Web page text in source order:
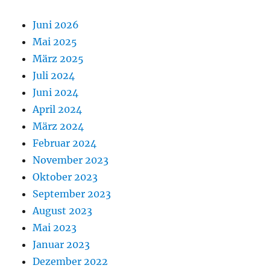
Juni 2026
Mai 2025
März 2025
Juli 2024
Juni 2024
April 2024
März 2024
Februar 2024
November 2023
Oktober 2023
September 2023
August 2023
Mai 2023
Januar 2023
Dezember 2022